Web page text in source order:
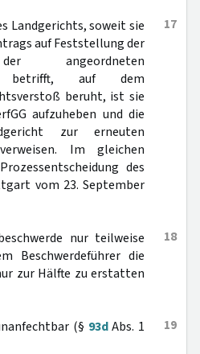
17
Landgerichts, soweit sie
auf Feststellung der
angeordneten
betrifft, auf dem
beruht, ist sie
aufzuheben und die
zur erneuten
Im gleichen
des
vom 23. September
18
nur teilweise
Beschwerdeführer die
zur Hälfte zu erstatten
19
(§ 93dAbs. 1